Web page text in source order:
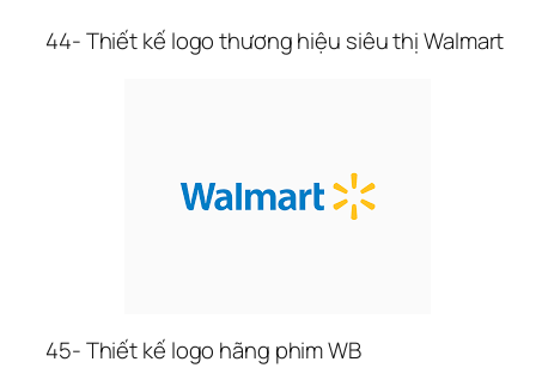
44- Thiết kế logo thương hiệu siêu thị Walmart
45- Thiết kế logo hãng phim WB